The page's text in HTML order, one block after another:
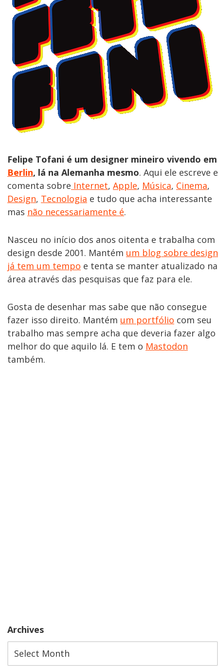
Felipe Tofani é um designer mineiro vivendo em
Berlin, lá na Alemanha mesmo. Aqui ele escreve e
comenta sobre Internet, Apple, Música, Cinema,
Design, Tecnologia e tudo que acha interessante
mas não necessariamente é.
Nasceu no início dos anos oitenta e trabalha com
design desde 2001. Mantém um blog sobre design
já tem um tempo e tenta se manter atualizado na
área através das pesquisas que faz para ele.
Gosta de desenhar mas sabe que não consegue
fazer isso direito. Mantém um portfólio com seu
trabalho mas sempre acha que deveria fazer algo
melhor do que aquilo lá. E tem o Mastodon
também.
Archives